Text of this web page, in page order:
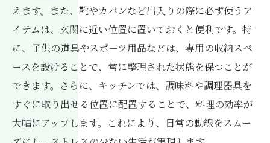
快適な住まいを実現する収納の提案
収納を見直して新築をより快適に
暮らしの中で活かす収納の工夫
収納が改善する日常の効率
収納改善で快適な新築生活を提案
えます。また、靴やカバンなど出入りの際に必ず使うア
イテムは、玄関に近い位置に置いておくと便利です。特
に、子供の道具やスポーツ用品などは、専用の収納スペ
ースを設けることで、常に整理された状態を保つことが
できます。さらに、キッチンでは、調味料や調理器具を
すぐに取り出せる位置に配置することで、料理の効率が
大幅にアップします。これにより、日常の動線をスムー